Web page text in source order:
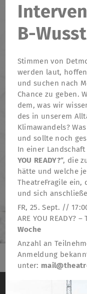
B-
Stimmen von
werden laut,
und suchen nach
Chance zu geben.
dem, was wir
des in unserem
Klimawandels?
und sollte noch
In einer
YOU READY?“, die
hätte und welche
TheatreFragile ein,
und sich
FR, 25. Sept. //
ARE YOU READY?
Woche
Anzahl an
Anmeldung
unter:
Newsletter
Wir verwenden
auf der Website